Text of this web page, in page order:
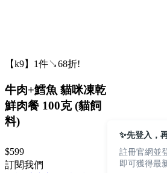
【k9】1件↘68折!
牛肉+鱈魚 貓咪凍乾
鮮肉餐 100克 (貓飼
料)
$599
訂閱我們
✨先登入，
註冊官網並
即可獲得最